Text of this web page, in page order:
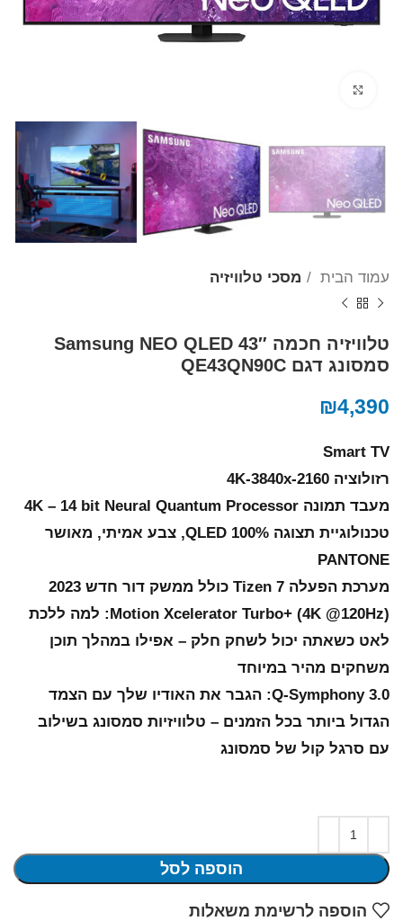
עמוד הבית מסכי טלוויזיה
טלוויזיה חכמה 43″ Samsung NEO QLED
סמסונג דגם QE43QN90C
₪4,390
Smart TV
רזולוציה 4K-3840x-2160
מעבד תמונה 4K – 14 bit Neural Quantum Processor
טכנולוגיית תצוגה QLED 100%, צבע אמיתי, מאושר
PANTONE
מערכת הפעלה 7 Tizen כולל ממשק דור חדש 2023
Motion Xcelerator Turbo+ (4K @120Hz): למה ללכת
לאט כשאתה יכול לשחק חלק – אפילו במהלך תוכן
משחקים מהיר במיוחד
Q-Symphony 3.0: הגבר את האודיו שלך עם הצמד
הגדול ביותר בכל הזמנים – טלוויזיות סמסונג בשילוב
עם סרגל קול של סמסונג
הוספה לסל
הוספה לרשימת משאלות